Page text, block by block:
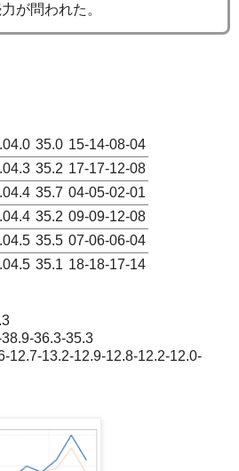
が問われた。
35.0 15-14-08-04
35.2 17-17-12-08
35.7 04-05-02-01
35.2 09-09-12-08
35.5 07-06-06-04
35.1 18-18-17-14
36.3-35.3
12.7-13.2-12.9-12.8-12.2-12.0-